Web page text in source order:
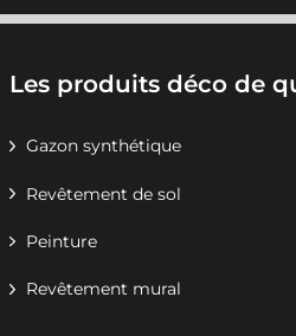
Les produits déco de
Gazon synthétique
Revêtement de sol
Peinture
Revêtement mural